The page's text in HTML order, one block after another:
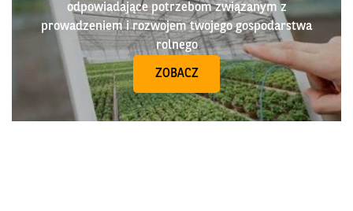
odpowiadające potrzebom związanym z
prowadzeniem i rozwojem twojego gospodarstwa
rolnego
ZOBACZ